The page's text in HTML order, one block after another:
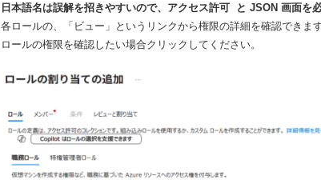
日本語名は誤解を招きやすいので、アクセス許可 と JSON 画面を
各ロールの、「ビュー」というリンクから権限の詳細を確認できます
ロールの権限を確認したい場合クリックしてください。